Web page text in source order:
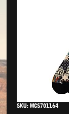
SKU: MCS701164